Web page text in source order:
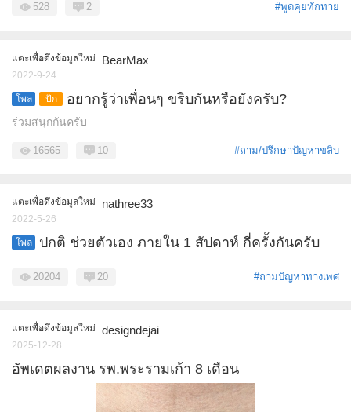
#พูดคุยทักทาย
528 2
แตะเพื่อดึงข้อมูลใหม่ BearMax
2022-9-24
โพล
ปัก
อยากรู้ว่าเพื่อนๆ ขริบกันหรือยังครับ?
ร่วมสนุกกันครับ
#ถาม/ปรึกษาปัญหาขลิบ
16565 10
แตะเพื่อดึงข้อมูลใหม่ nathree33
2022-5-26
โพล ปกติ ช่วยตัวเอง ภายใน 1 สัปดาห์ กี่ครั้งกันครับ
#ถามปัญหาทางเพศ
20204 20
แตะเพื่อดึงข้อมูลใหม่ designdejai
2025-12-28
อัพเดตผลงาน รพ.พระรามเก้า 8 เดือน